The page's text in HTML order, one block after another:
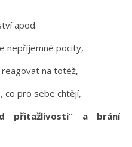
apod.
nepříjemné pocity,
na totéž,
co pro sebe chtějí,
přitažlivosti“ a brání